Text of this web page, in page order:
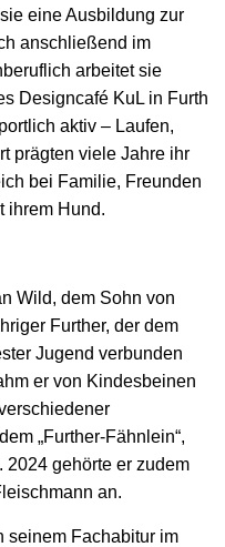
eine Ausbildung zur
anschließend im
arbeitet sie
Designcafé KuL in Furth
aktiv – Laufen,
prägten viele Jahre ihr
bei Familie, Freunden
ihrem Hund.
Wild, dem Sohn von
Further, der dem
Jugend verbunden
er von Kindesbeinen
„Further-Fähnlein“,
2024 gehörte er zudem
an.
seinem Fachabitur im